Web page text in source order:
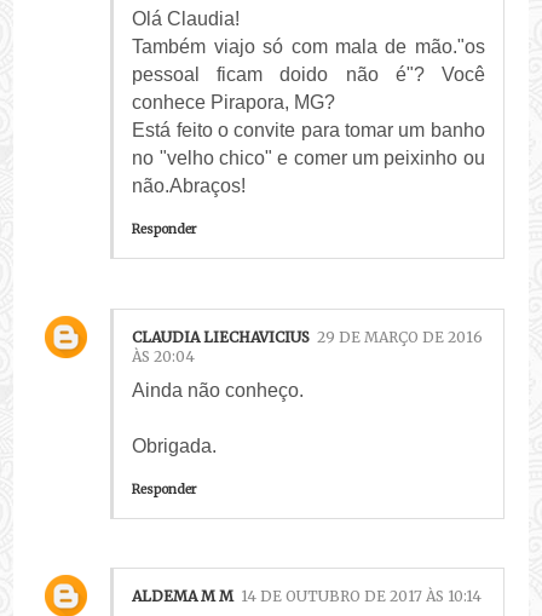
Olá Claudia!
Também viajo só com mala de mão."os
pessoal ficam doido não é"? Você
conhece Pirapora, MG?
Está feito o convite para tomar um banho
no "velho chico" e comer um peixinho ou
não.Abraços!
Responder
CLAUDIA LIECHAVICIUS 29 DE MARÇO DE 2016
ÀS 20:04
Ainda não conheço.
Obrigada.
Responder
ALDEMA M M 14 DE OUTUBRO DE 2017 ÀS 10:14